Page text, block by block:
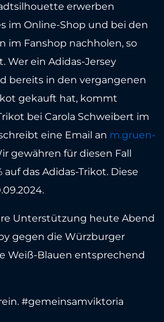
erwerben
im Online-Shop und bei den
im Fanshop nachholen, so
Wer ein Adidas-Jersey
bereits in den vergangenen
gekauft hat, kommt
bei Carola Schweibert im
eine Email an m.gruen-
gewähren für diesen Fall
das Adidas-Trikot. Diese
Unterstützung heute Abend
gegen die Würzburger
Weiß-Blauen entsprechend
#gemeinsamviktoria